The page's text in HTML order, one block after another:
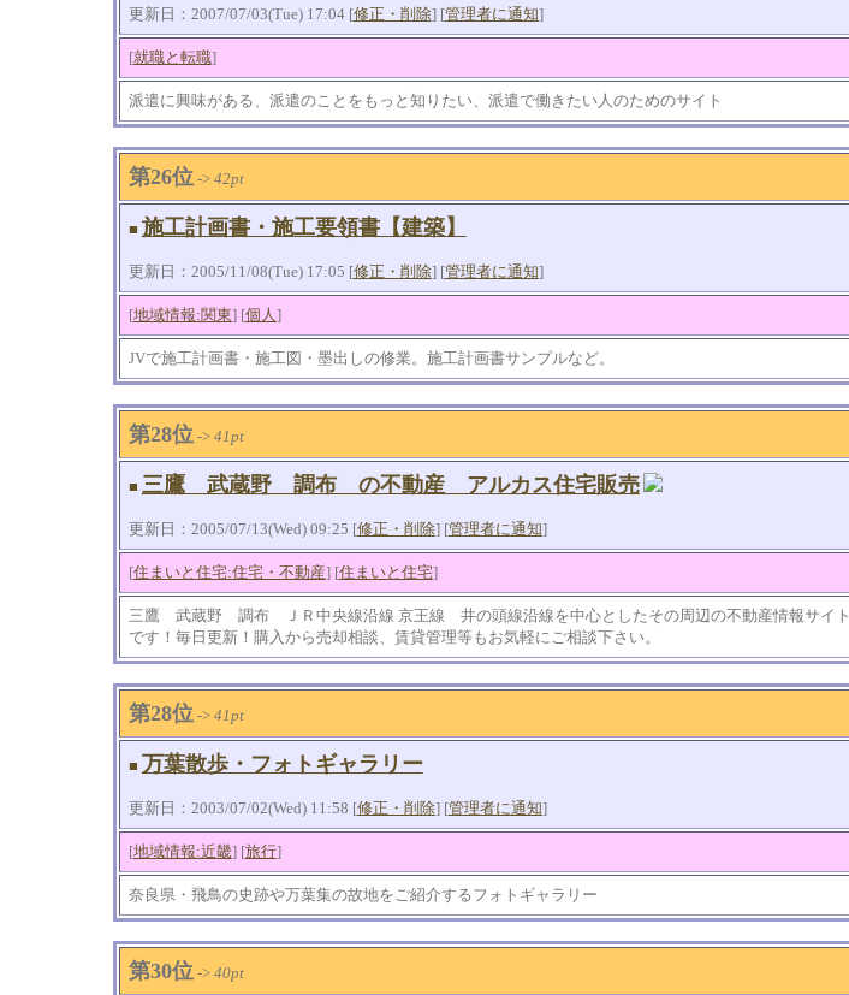
更新日：2007/07/03(Tue) 17:04 [修正・削除] [管理者に通知]
[就職と転職]
派遣に興味がある、派遣のことをもっと知りたい、派遣で働きたい人のためのサイト
第26位-> 42pt
■ 施工計画書・施工要領書【建築】
更新日：2005/11/08(Tue) 17:05 [修正・削除] [管理者に通知]
[地域情報:関東] [個人]
JVで施工計画書・施工図・墨出しの修業。施工計画書サンプルなど。
第28位-> 41pt
■ 三鷹 武蔵野 調布 の不動産 アルカス住宅販売
更新日：2005/07/13(Wed) 09:25 [修正・削除] [管理者に通知]
[住まいと住宅:住宅・不動産] [住まいと住宅]
三鷹 武蔵野 調布 ＪＲ中央線沿線 京王線 井の頭線沿線を中心としたその周辺の不動産情報サイト
です！毎日更新！購入から売却相談、賃貸管理等もお気軽にご相談下さい。
第28位-> 41pt
■ 万葉散歩・フォトギャラリー
更新日：2003/07/02(Wed) 11:58 [修正・削除] [管理者に通知]
[地域情報:近畿] [旅行]
奈良県・飛鳥の史跡や万葉集の故地をご紹介するフォトギャラリー
第30位-> 40pt